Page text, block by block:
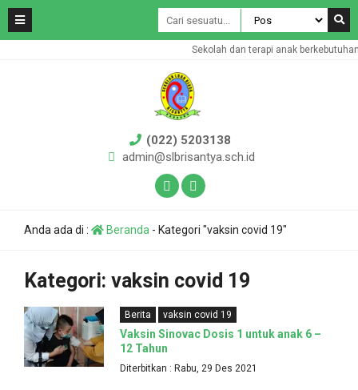
Sekolah dan terapi anak
(022) 5203138
admin@slbrisantya.sch.id
Anda ada di : Beranda - Kategori "vaksin covid 19"
Kategori: vaksin covid 19
Berita vaksin covid 19
Vaksin Sinovac Dosis 1 untuk anak 6 –
12 Tahun
Diterbitkan : Rabu, 29 Des 2021